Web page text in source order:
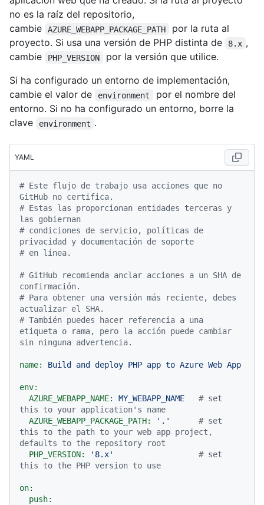
no es la raíz del repositorio,
cambie
AZURE_WEBAPP_PACKAGE_PATH
por la ruta al
proyecto. Si usa una versión de PHP distinta de
8.x ,
cambie
PHP_VERSION
por la versión que utilice.
Si ha configurado un entorno de implementación,
cambie el valor de
environment
por el nombre del
entorno. Si no ha configurado un entorno, borre la
clave
environment .
YAML
# Este flujo de trabajo usa acciones que no
GitHub no certifica.
# Estas las proporcionan entidades terceras y
las gobiernan
# condiciones de servicio, políticas de
privacidad y documentación de soporte
# en línea.
# GitHub recomienda anclar acciones a un SHA de
confirmación.
# Para obtener una versión más reciente, debes
actualizar el SHA.
# También puedes hacer referencia a una
etiqueta o rama, pero la acción puede cambiar
sin ninguna advertencia.
name: Build and deploy PHP app to Azure Web App
env:
AZURE_WEBAPP_NAME:
MY_WEBAPP_NAME
# set
this to your application's name
AZURE_WEBAPP_PACKAGE_PATH:
'.'
# set
this to the path to your web app project,
defaults to the repository root
PHP_VERSION:
'8.x'
# set
this to the PHP version to use
on:
push: